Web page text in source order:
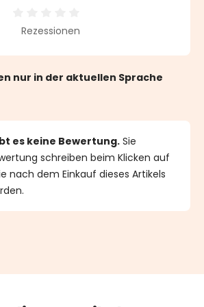
Bewertung von 0 von 5 Sternen
Rezessionen
nur in der aktuellen Sprache
es keine Bewertung. Sie
schreiben beim Klicken auf
nach dem Einkauf dieses Artikels